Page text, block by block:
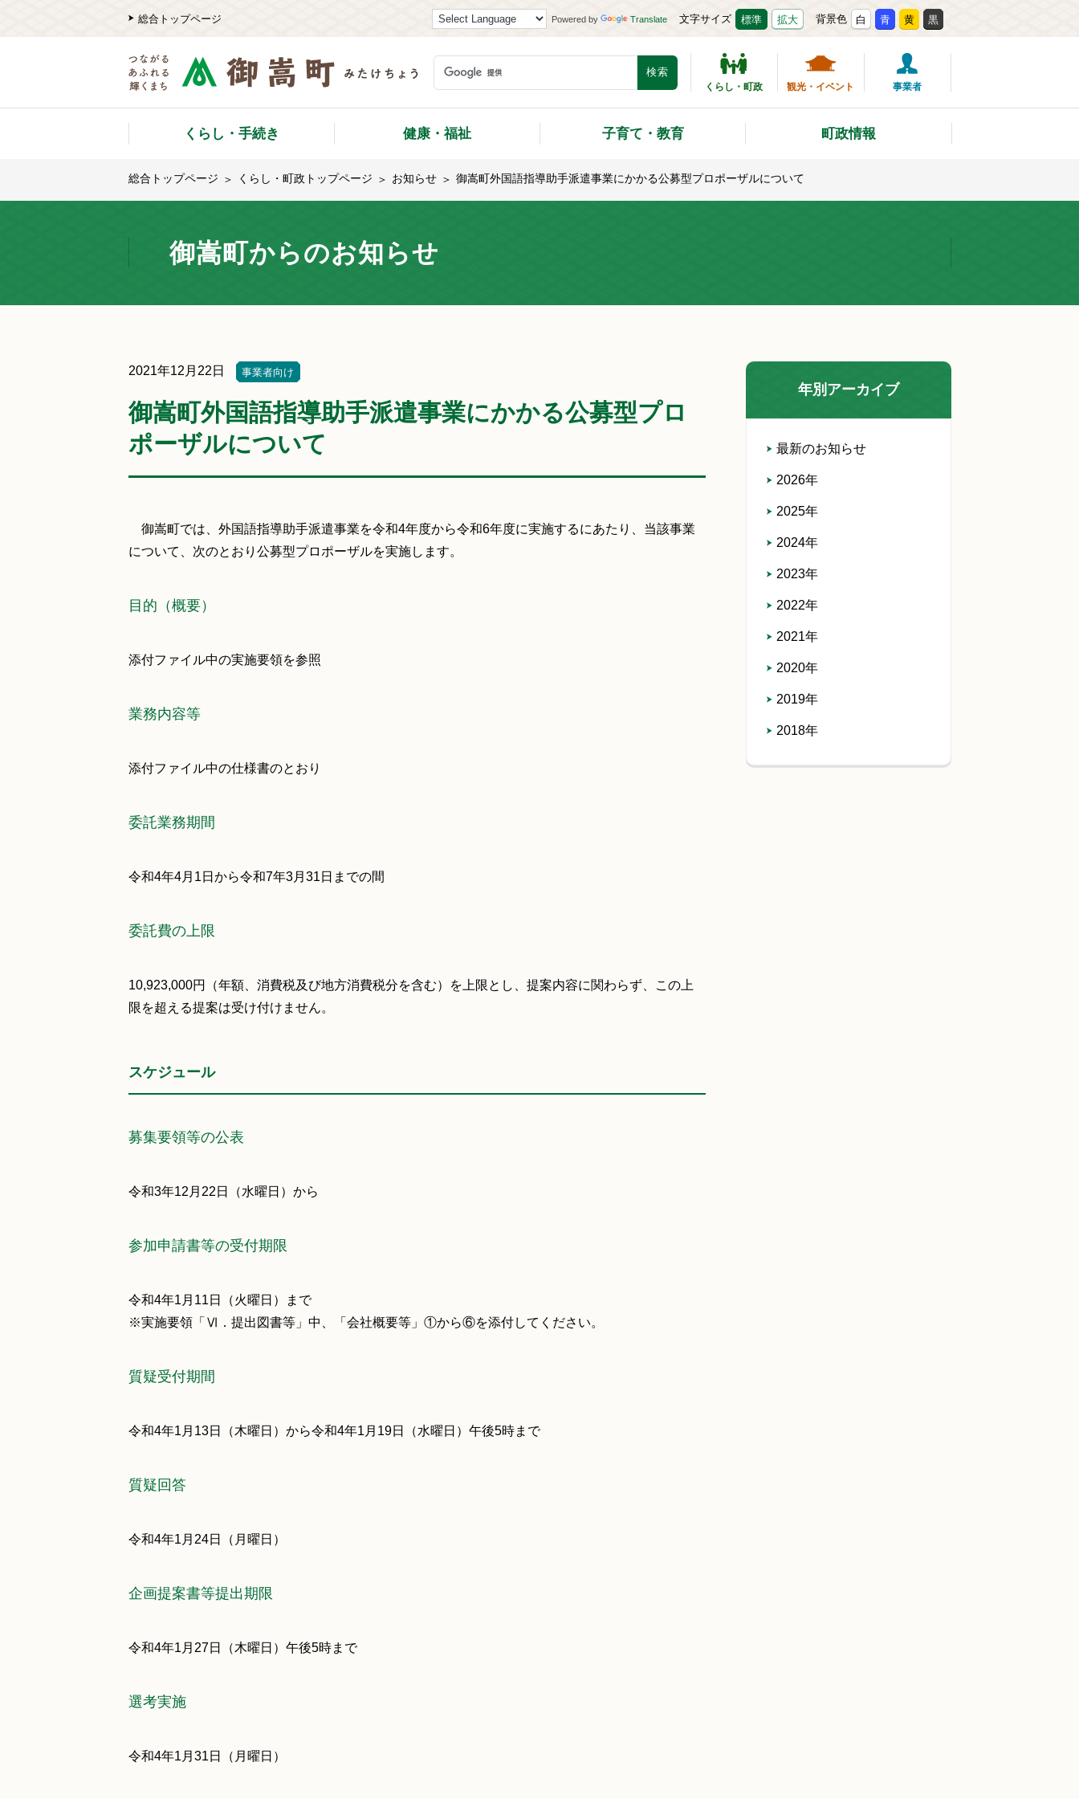
総合トップページ Powered by Translate 文字サイズ 標準 拡大 背景色 白 青 黄 黒
くらし・町政 観光・イベント 事業者
くらし・手続き 健康・福祉 子育て・教育 町政情報
総合トップページ くらし・町政トップページ お知らせ 御嵩町外国語指導助手派遣事業にかかる公募型プロポーザルについて
御嵩町からのお知らせ
2021年12月22日 事業者向け
御嵩町外国語指導助手派遣事業にかかる公募型プロ
ポーザルについて
御嵩町では、外国語指導助手派遣事業を令和4年度から令和6年度に実施するにあたり、当該事業
について、次のとおり公募型プロポーザルを実施します。
目的（概要）
添付ファイル中の実施要領を参照
業務内容等
添付ファイル中の仕様書のとおり
委託業務期間
令和4年4月1日から令和7年3月31日までの間
委託費の上限
10,923,000円（年額、消費税及び地方消費税分を含む）を上限とし、提案内容に関わらず、この上
限を超える提案は受け付けません。
スケジュール
募集要領等の公表
令和3年12月22日（水曜日）から
参加申請書等の受付期限
令和4年1月11日（火曜日）まで
※実施要領「Ⅵ．提出図書等」中、「会社概要等」①から⑥を添付してください。
質疑受付期間
令和4年1月13日（木曜日）から令和4年1月19日（水曜日）午後5時まで
質疑回答
令和4年1月24日（月曜日）
企画提案書等提出期限
令和4年1月27日（木曜日）午後5時まで
選考実施
令和4年1月31日（月曜日）
年別アーカイブ
最新のお知らせ
2026年
2025年
2024年
2023年
2022年
2021年
2020年
2019年
2018年